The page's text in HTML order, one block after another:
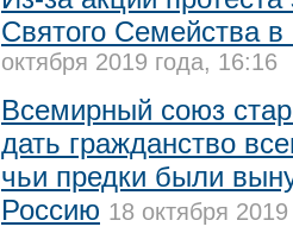
Святого Семейства
октября 2019 года, 16:16
Всемирный союз
дать гражданство
чьи предки были
Россию 18 октября